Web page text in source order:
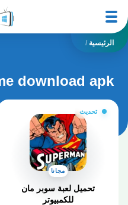
الرئيسية /
download apk
تحديث
مجانا
تحميل لعبة سوبر مان
للكمبيوتر